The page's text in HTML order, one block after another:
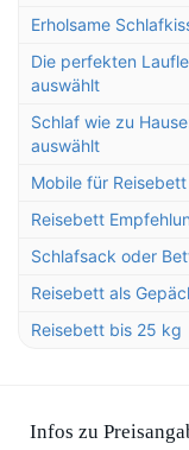
Erholsame
Die perfekten
auswählt
Schlaf wie zu
auswählt
Mobile für
Reisebett
Schlafsack oder
Reisebett als
Reisebett bis 25 kg
Infos zu